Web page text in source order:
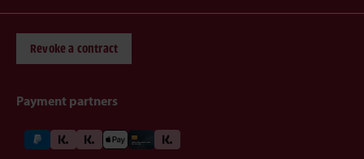
Revoke a contract
Payment partners